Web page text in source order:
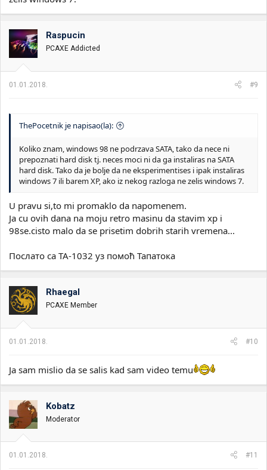
Raspucin
PCAXE Addicted
01.01.2018. #9
ThePocetnik je napisao(la):
Koliko znam, windows 98 ne podrzava SATA, tako da nece ni
prepoznati hard disk tj. neces moci ni da ga instaliras na SATA
hard disk. Tako da je bolje da ne eksperimentises i ipak instaliras
windows 7 ili barem XP, ako iz nekog razloga ne zelis windows 7.
U pravu si,to mi promaklo da napomenem.
Ja cu ovih dana na moju retro masinu da stavim xp i
98se.cisto malo da se prisetim dobrih starih vremena...
Послато са TA-1032 уз помоћ Тапатока
Rhaegal
PCAXE Member
01.01.2018. #10
Ja sam mislio da se salis kad sam video temu
Kobatz
Moderator
01.01.2018. #11